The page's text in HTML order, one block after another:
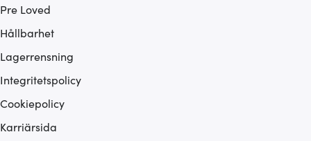
Pre Loved
Hållbarhet
Lagerrensning
Integritetspolicy
Cookiepolicy
Karriärsida